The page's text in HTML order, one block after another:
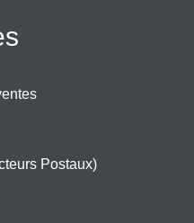
Postaux)